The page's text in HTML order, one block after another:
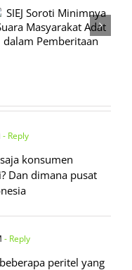
Jakarta
Terancam
- Reply
konsumen
Dan dimana pusat
- Reply
peritel yang